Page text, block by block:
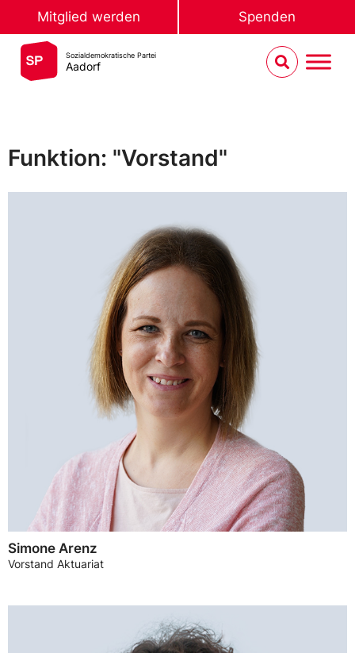
Mitglied werden Spenden
Sozialdemokratische Partei
Aadorf
Funktion: "Vorstand"
Simone Arenz
Vorstand Aktuariat